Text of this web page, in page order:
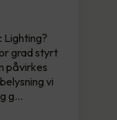
Lighting?
grad styrt
påvirkes
vi
g…